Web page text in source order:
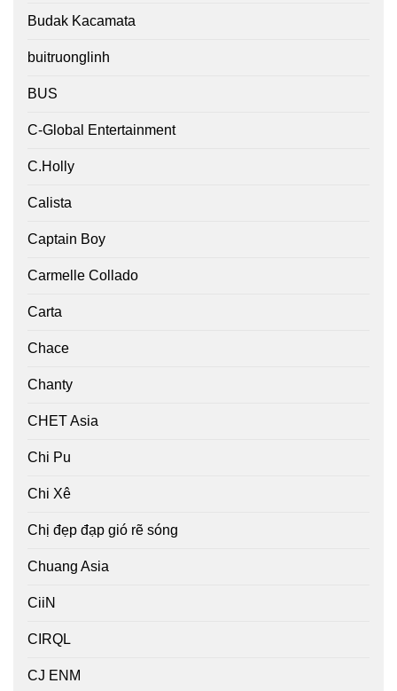
Budak Kacamata
buitruonglinh
BUS
C-Global Entertainment
C.Holly
Calista
Captain Boy
Carmelle Collado
Carta
Chace
Chanty
CHET Asia
Chi Pu
Chi Xê
Chị đẹp đạp gió rẽ sóng
Chuang Asia
CiiN
CIRQL
CJ ENM